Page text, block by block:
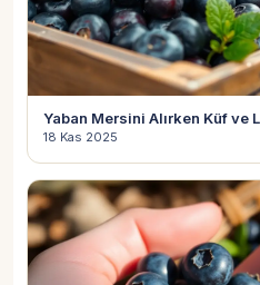
Yaban Mersini Alırken Küf ve
18 Kas 2025